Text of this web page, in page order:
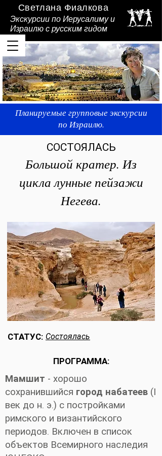
Светлана Фиалкова
Экскурсии по Иерусалиму и
Израилю с русским гидом
Светлана Фиалкова - Ваш гид в
Израиле.
Планируемые групповые экскурсии
по Израилю.
СОСТОЯЛАСЬ
Большой кратер. Из
цикла лунные пейзажи
Негева.
СТАТУС: Состоялась
ПРОГРАММА:
Мамшит - хорошо
сохранившийся город набатеев (I
век до н. э.) с постройками
римского и византийского
периодов. Включен в список
объектов Всемирного наследия